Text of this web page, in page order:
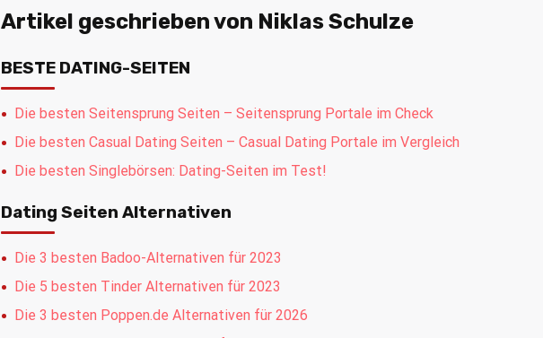
Artikel geschrieben von Niklas Schulze
BESTE DATING-SEITEN
Die besten Seitensprung Seiten – Seitensprung Portale im Check
Die besten Casual Dating Seiten – Casual Dating Portale im Vergleich
Die besten Singlebörsen: Dating-Seiten im Test!
Dating Seiten Alternativen
Die 3 besten Badoo-Alternativen für 2023
Die 5 besten Tinder Alternativen für 2023
Die 3 besten Poppen.de Alternativen für 2026